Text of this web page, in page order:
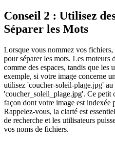
Conseil 2 : Utilisez
Séparer les Mots
Lorsque vous nommez vos
pour séparer les mots. Les moteurs
comme des espaces, tandis que les
exemple, si votre image concerne
utilisez 'coucher-soleil-plage.jpg' au
'coucher_soleil_plage.jpg'. Ce petit
façon dont votre image est indexée
Rappelez-vous, la clarté est
de recherche et les utilisateurs
vos noms de fichiers.